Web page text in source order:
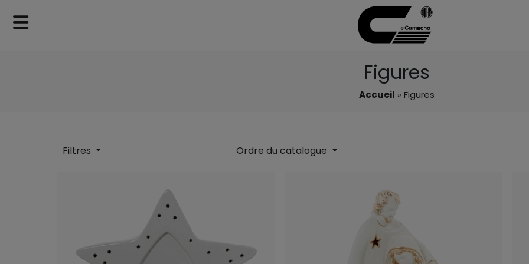
Figures
Accueil » Figures
Filtres Ordre du catalogue